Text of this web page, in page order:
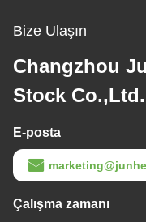
Bize Ulaşın
Changzhou
Stock Co.,Ltd.
E-posta
Çalışma zamanı